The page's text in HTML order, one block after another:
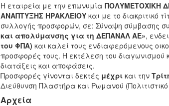
Η εταιρεία με την επωνυμία ΠΟΛΥΜΕΤΟΧΙΚΗ
ΑΝΑΠΤΥΞΗΣ ΗΡΑΚΛΕΙΟΥκαι με το διακριτικό
συλλογής προσφορών, σε: Σύναψη σύμβασης
και απολύμανσης για τη ΔΕΠΑΝΑΛ ΑΕ»,
του ΦΠΑ) και καλεί τους ενδιαφερόμενους
προσφορές τους. Η εκτέλεση του διαγωνισμού
διατάξεις και αποφάσεις.
Προσφορές γίνονται δεκτές μέχρικαι την
Διεύθυνση Πλαστήρα και Ρωμανού
Αρχεία